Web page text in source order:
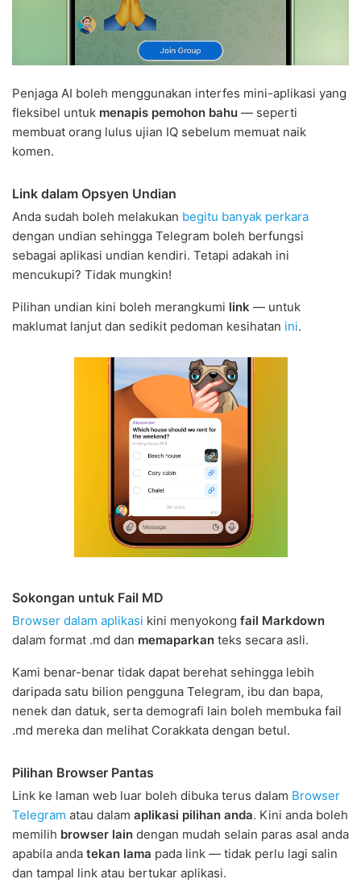
Penjaga AI boleh menggunakan interfes mini-aplikasi yang
fleksibel untuk menapis pemohon bahu — seperti
membuat orang lulus ujian IQ sebelum memuat naik
komen.
Link dalam Opsyen Undian
Anda sudah boleh melakukan begitu banyak perkara
dengan undian sehingga Telegram boleh berfungsi
sebagai aplikasi undian kendiri. Tetapi adakah ini
mencukupi? Tidak mungkin!
Pilihan undian kini boleh merangkumi link — untuk
maklumat lanjut dan sedikit pedoman kesihatan ini.
Sokongan untuk Fail MD
Browser dalam aplikasi kini menyokong fail Markdown
dalam format .md dan memaparkan teks secara asli.
Kami benar-benar tidak dapat berehat sehingga lebih
daripada satu bilion pengguna Telegram, ibu dan bapa,
nenek dan datuk, serta demografi lain boleh membuka fail
.md mereka dan melihat Corakkata dengan betul.
Pilihan Browser Pantas
Link ke laman web luar boleh dibuka terus dalam Browser
Telegram atau dalam aplikasi pilihan anda. Kini anda boleh
memilih browser lain dengan mudah selain paras asal anda
apabila anda tekan lama pada link — tidak perlu lagi salin
dan tampal link atau bertukar aplikasi.